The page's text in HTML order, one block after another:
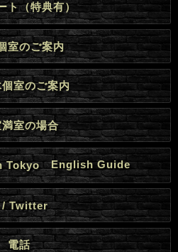
ト（特典有）
室のご案内
室のご案内
室の場合
English Guide
/ Twitter
電話